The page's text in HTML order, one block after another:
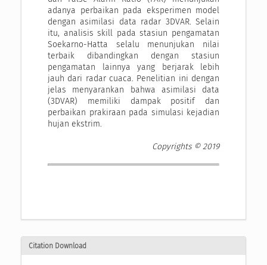
adanya perbaikan pada eksperimen model
dengan asimilasi data radar 3DVAR. Selain
itu, analisis skill pada stasiun pengamatan
Soekarno-Hatta selalu menunjukan nilai
terbaik dibandingkan dengan stasiun
pengamatan lainnya yang berjarak lebih
jauh dari radar cuaca. Penelitian ini dengan
jelas menyarankan bahwa asimilasi data
(3DVAR) memiliki dampak positif dan
perbaikan prakiraan pada simulasi kejadian
hujan ekstrim.
Copyrights © 2019
Citation Download